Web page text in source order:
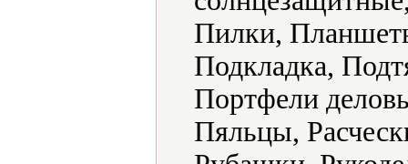
Пилки,
Подкладка,
Портфели
Пяльцы,